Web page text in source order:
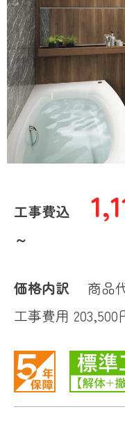
工事費込
～
価格内訳 商品
工事費用 203,500